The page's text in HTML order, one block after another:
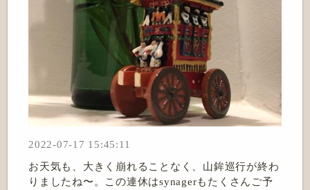
2022-07-17 15:45:11
お天気も、大きく崩れることなく、山鉾巡行が終わ
りましたね〜。この連休はsynagerもたくさんご予